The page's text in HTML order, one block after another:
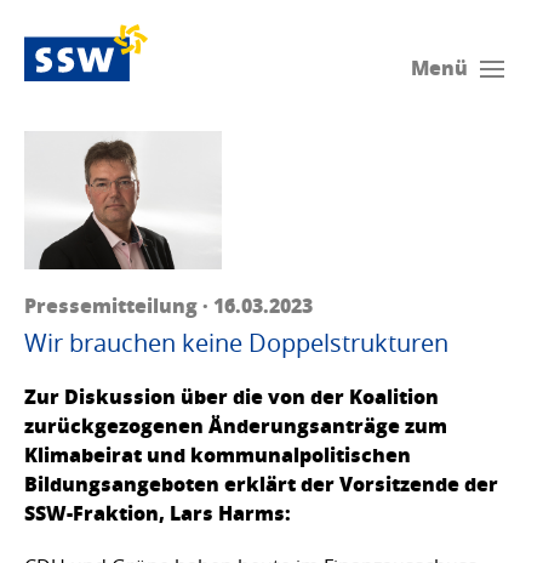
Menü
Pressemitteilung · 16.03.2023
Wir brauchen keine Doppelstrukturen
Zur Diskussion über die von der Koalition
zurückgezogenen Änderungsanträge zum
Klimabeirat und kommunalpolitischen
Bildungsangeboten erklärt der Vorsitzende der
SSW-Fraktion, Lars Harms: